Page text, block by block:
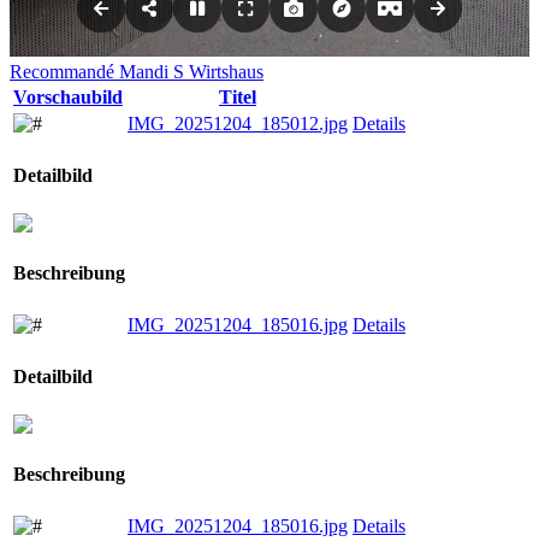
Recommandé Mandi S Wirtshaus
Vorschaubild
Titel
IMG_20251204_185012.jpg Details
Detailbild
Beschreibung
IMG_20251204_185016.jpg Details
Detailbild
Beschreibung
IMG_20251204_185016.jpg Details